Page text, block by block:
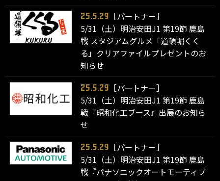
25.5.29
［パートナー］
5/31（土）明治安田J1 第19節 鹿島
戦 スタジアムグルメ「道頓堀くく
る」クリアファイルプレゼントのお
知らせ
25.5.29
［パートナー］
5/31（土）明治安田J1 第19節 鹿島
戦『昭和化工ブース』出展のお知ら
せ
25.5.29
［パートナー］
5/31（土）明治安田J1 第19節 鹿島
戦『パナソニックオートモーティブ